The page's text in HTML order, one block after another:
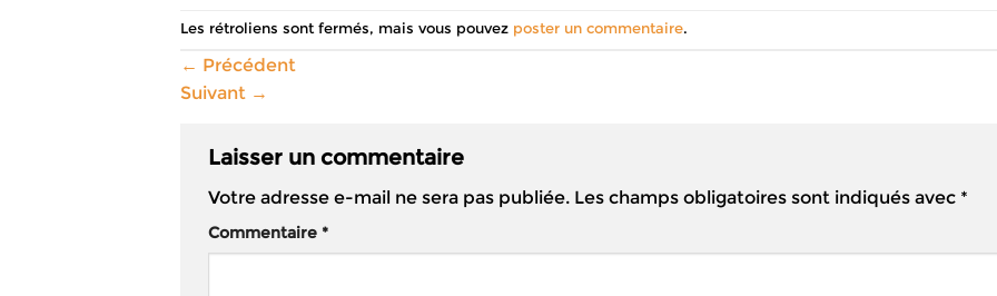
Les rétroliens sont fermés, mais vous pouvez poster un commentaire.
← Précédent
Suivant →
Laisser un commentaire
Votre adresse e-mail ne sera pas publiée. Les champs obligatoires sont indiqués avec *
Commentaire *